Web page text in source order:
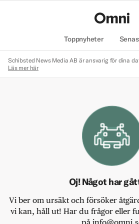
Toppnyheter
Schibsted News Media AB är ansvarig för dina
Läs mer här
Oj! Något har
Vi ber om ursäkt och försöker
vi kan, håll ut! Har du frågor eller